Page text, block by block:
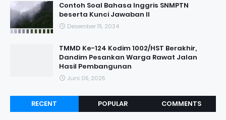
Contoh Soal Bahasa Inggris SNMPTN
beserta Kunci Jawaban II
Desember 15, 2024
TMMD Ke-124 Kodim 1002/HST Berakhir,
Dandim Pesankan Warga Rawat Jalan
Hasil Pembangunan
Juni 05, 2025
RECENT POPULAR COMMENTS